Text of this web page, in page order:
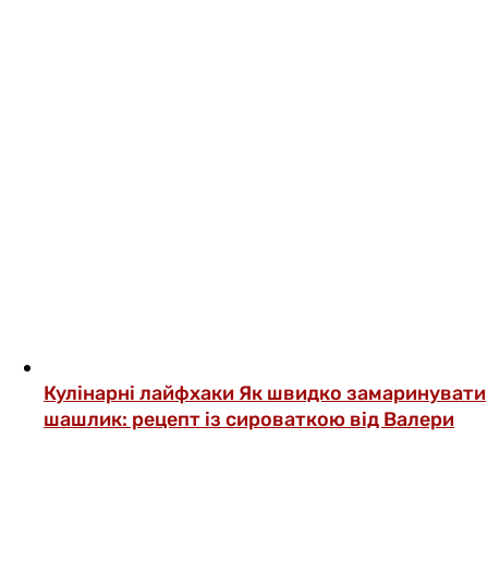
Кулінарні лайфхаки Як швидко замаринувати
шашлик: рецепт із сироваткою від Валери